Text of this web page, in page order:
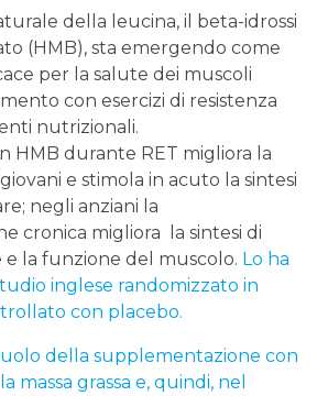
della leucina, il beta-idrossi
(HMB), sta emergendo come
per la salute dei muscoli
con esercizi di resistenza
nutrizionali.
HMB durante RET migliora la
e stimola in acuto la sintesi
negli anziani la
cronica migliora la sintesi di
e la funzione del muscolo. Lo ha
inglese randomizzato in
con placebo.
della supplementazione con
massa grassa e, quindi, nel